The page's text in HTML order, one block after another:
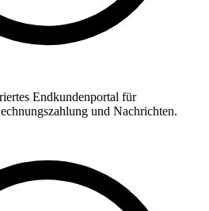
Endkundenportal für
und Nachrichten.